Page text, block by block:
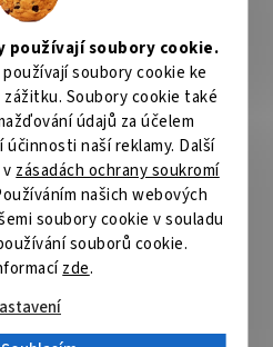
používají soubory cookie.
soubory cookie ke
Soubory cookie také
údajů za účelem
účinnosti naší reklamy. Další
zásadách ochrany soukromí
našich webových
soubory cookie v souladu
souborů cookie.
zde.
kovových hřbetů
bezchybnou perforaci.
mechanismu zajišťuje menší
listů. Stroj je vybaven
a integrovanou měrkou pro
Součástí balení je sada 20
dokumentů, odpadu,
sada
130